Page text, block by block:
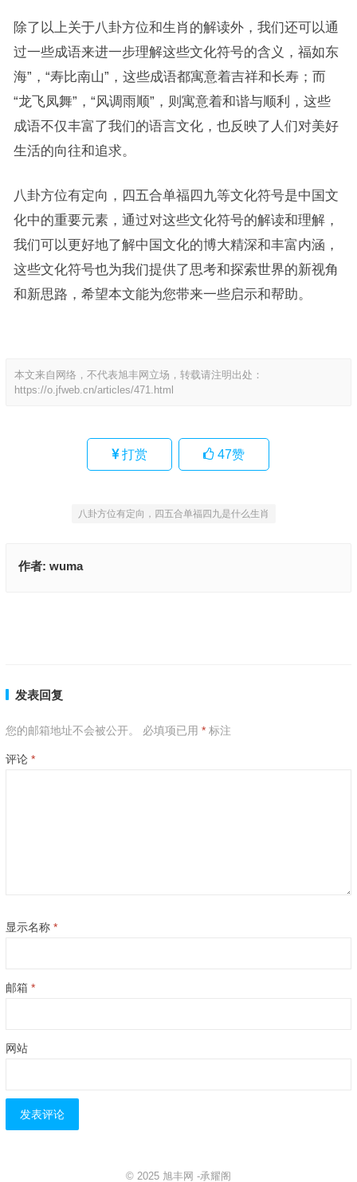
除了以上关于八卦方位和生肖的解读外，我们还可以通
过一些成语来进一步理解这些文化符号的含义，福如东
海”，“寿比南山”，这些成语都寓意着吉祥和长寿；而
“龙飞凤舞”，“风调雨顺”，则寓意着和谐与顺利，这些
成语不仅丰富了我们的语言文化，也反映了人们对美好
生活的向往和追求。
八卦方位有定向，四五合单福四九等文化符号是中国文
化中的重要元素，通过对这些文化符号的解读和理解，
我们可以更好地了解中国文化的博大精深和丰富内涵，
这些文化符号也为我们提供了思考和探索世界的新视角
和新思路，希望本文能为您带来一些启示和帮助。
本文来自网络，不代表旭丰网立场，转载请注明出处：
https://o.jfweb.cn/articles/471.html
打赏 47赞
八卦方位有定向，四五合单福四九是什么生肖
作者: wuma
发表回复
您的邮箱地址不会被公开。 必填项已用 *标注
评论 *
显示名称 *
邮箱 *
网站
© 2025 旭丰网 -承耀阁